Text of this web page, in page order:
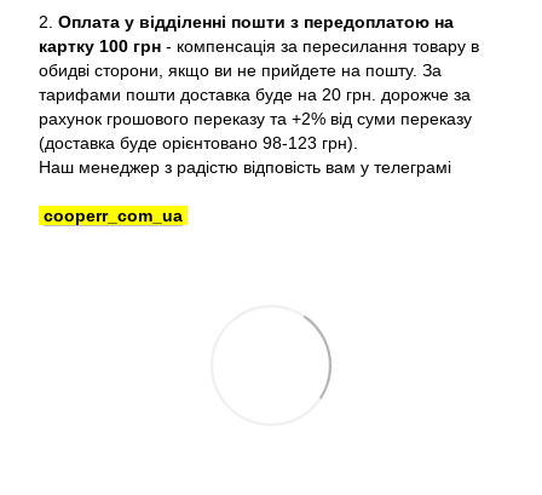
2. Оплата у відділенні пошти з передоплатою на
картку 100 грн - компенсація за пересилання товару в
обидві сторони, якщо ви не прийдете на пошту. За
тарифами пошти доставка буде на 20 грн. дорожче за
рахунок грошового переказу та +2% від суми переказу
(доставка буде орієнтовано 98-123 грн).
Наш менеджер з радістю відповість вам у телеграмі
cooperr_com_ua